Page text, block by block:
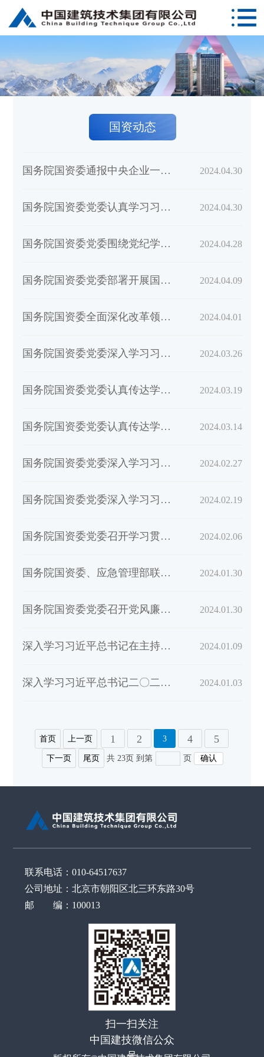
国资动态
国务院国资委通报中央企业一季度经济运行情况组织签订2024年度经营业绩责任书 为推动经... 2024.04.30
国务院国资委党委认真学习习近平总书记近期重要讲话重要指示精神 大力促进中央企业与西... 2024.04.30
国务院国资委党委围绕党纪学习教育开展理论学习中心组集体学习举办读书班 扎实推动党纪... 2024.04.28
国务院国资委党委部署开展国资央企党纪学习教育工作 锚定目标任务压实主体责任 以高标... 2024.04.09
国务院国资委全面深化改革领导小组2024年第一次全体会议召开 全力以赴抓好国企改革深化... 2024.04.01
国务院国资委党委深入学习习近平总书记在新时代推动中部地区崛起座谈会上的重要讲话精... 2024.03.26
国务院国资委党委认真传达学习习近平总书记在主持中共中央政治局第十二次集体学习时的... 2024.03.19
国务院国资委党委认真传达学习贯彻习近平总书记在全国两会期间的重要讲话精神和全国两... 2024.03.14
国务院国资委党委深入学习习近平总书记近期重要讲话精神 研究完善政策供给 全力推动国... 2024.02.27
国务院国资委党委深入学习习近平总书记近期重要讲话和重要文章精神 奋进新征程勇担新使... 2024.02.19
国务院国资委党委召开学习贯彻习近平新时代中国特色社会主义思想主题教育总结会议 切实... 2024.02.06
国务院国资委、应急管理部联合召开中央企业安全生产工作视频会议 努力以高水平安全保障... 2024.01.30
国务院国资委党委召开党风廉政建设和反腐败工作会议 锐意进取担当作为 不断开创国资央... 2024.01.30
深入学习习近平总书记在主持中央政治局常委会会议时的重要讲话精神 坚决维护党中央权威... 2024.01.09
深入学习习近平总书记二〇二四年新年贺词等重要讲话精神 凝心聚力团结奋斗 推动国资央... 2024.01.03
首页 上一页 1 2 3 4 5
下一页 尾页 共 23页 到第 页
联系电话：010-64517637
公司地址：北京市朝阳区北三环东路30号
邮 编：100013
扫一扫关注
中国建技微信公众